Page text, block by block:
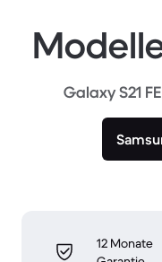
Galaxy S21
12 Monate